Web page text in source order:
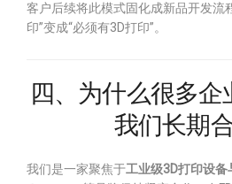
客户后续将此模式固化成新品开发流
印”变成“必须有3D打印”。
四、为什么很多
我们长期
我们是一家聚焦于工业级3D打印设备